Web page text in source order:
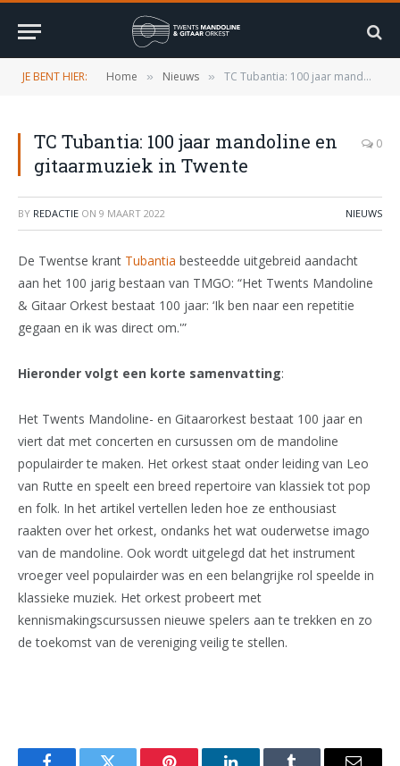
JE BENT HIER: Home » Nieuws » TC Tubantia: 100 jaar mandoline en gitaarmuziek in Twente
TC Tubantia: 100 jaar mandoline en
gitaarmuziek in Twente
0
BY REDACTIE ON 9 MAART 2022 NIEUWS
De Twentse krant Tubantia besteedde uitgebreid aandacht
aan het 100 jarig bestaan van TMGO: “Het Twents Mandoline
& Gitaar Orkest bestaat 100 jaar: ‘Ik ben naar een repetitie
gegaan en ik was direct om.'”
Hieronder volgt een korte samenvatting:
Het Twents Mandoline- en Gitaarorkest bestaat 100 jaar en
viert dat met concerten en cursussen om de mandoline
populairder te maken. Het orkest staat onder leiding van Leo
van Rutte en speelt een breed repertoire van klassiek tot pop
en folk. In het artikel vertellen leden hoe ze enthousiast
raakten over het orkest, ondanks het wat ouderwetse imago
van de mandoline. Ook wordt uitgelegd dat het instrument
vroeger veel populairder was en een belangrijke rol speelde in
klassieke muziek. Het orkest probeert met
kennismakingscursussen nieuwe spelers aan te trekken en zo
de toekomst van de vereniging veilig te stellen.